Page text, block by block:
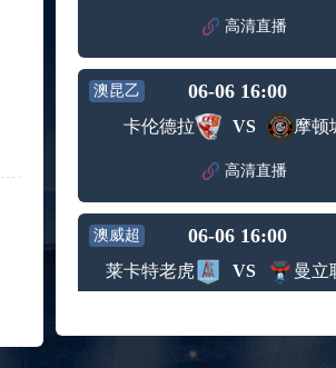
轮
ATP罗马
大师赛
男单第2
轮
标签： 2024年5
月12日
WTA罗
马大师
赛女单
第3轮
托尔莫vs奥斯塔彭科 全场录像回放
2024年5
WTA罗
赛女单
斯诺克元老斯诺克世锦赛半决赛 伊戈尔-费格雷多vs德拉戈 全场录像回放
标签：
月12日
元老斯
诺克世
决赛
穆纳尔vs诺里 全场录像回放
月12日
大师赛
男单第2
MSI季中冠军赛胜者组 BLG vs T1 全场录像回放
月12日
冠军赛
KPL春季赛季后赛败者组决赛 重庆狼队 vs 苏州KSG 全场录像回放
高清直播
澳昆乙 06-06 16:00
卡伦德拉 VS
高清直播
澳威超 06-06 16:00
莱卡特老虎 VS 曼立